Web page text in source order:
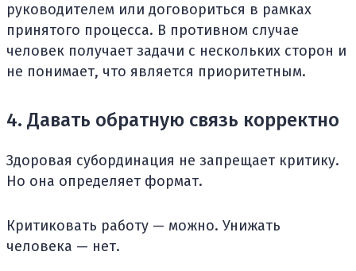
руководителем или договориться в рамках
принятого процесса. В противном случае
человек получает задачи с нескольких сторон и
не понимает, что является приоритетным.
4. Давать обратную связь корректно
Здоровая субординация не запрещает критику.
Но она определяет формат.
Критиковать работу — можно. Унижать
человека — нет.